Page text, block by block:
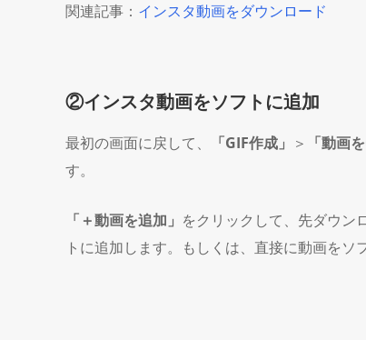
関連記事： インスタ動画をダウンロード
②インスタ動画をソフトに追加
最初の画面に戻して、 「GIF作成」 ＞ 「動画
す。
「＋動画を追加」 をクリックして、先ダウン
トに追加します。もしくは、直接に動画をソ